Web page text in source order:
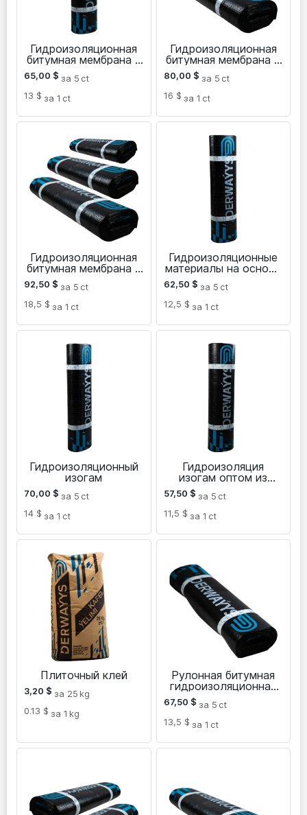
Гидроизоляционная
битумная мембрана с
алюминиевой
фольгой
65,00 $ за 5 ct
13 $ за 1 ct
Гидроизоляционная
битумная мембрана с
алюминиевой
фольгой 4 мм
80,00 $ за 5 ct
16 $ за 1 ct
Гидроизоляционная
битумная мембрана с
алюминиевой
фольгой 5 мм
92,50 $ за 5 ct
18,5 $ за 1 ct
Гидроизоляционные
материалы на основе
битумного изогама
62,50 $ за 5 ct
12,5 $ за 1 ct
Гидроизоляционный
изогам
70,00 $ за 5 ct
14 $ за 1 ct
Гидроизоляция
изогам оптом из
Туркменистана
57,50 $ за 5 ct
11,5 $ за 1 ct
Плиточный клей
3,20 $ за 25 kg
0.13 $ за 1 kg
Рулонная битумная
гидроизоляционная
67,50 $ за 5 ct
13,5 $ за 1 ct